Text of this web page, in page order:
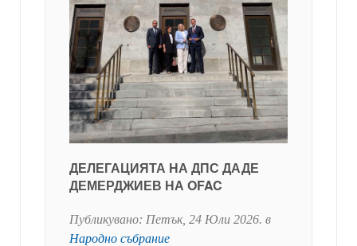
ДЕЛЕГАЦИЯТА НА ДПС ДАДЕ
ДЕМЕРДЖИЕВ НА OFAC
Публикувано: Петък, 24 Юли 2026. в
Народно събрание